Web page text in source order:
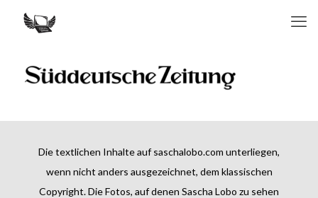
Die textlichen Inhalte auf saschalobo.com unterliegen,
wenn nicht anders ausgezeichnet, dem klassischen
Copyright. Die Fotos, auf denen Sascha Lobo zu sehen